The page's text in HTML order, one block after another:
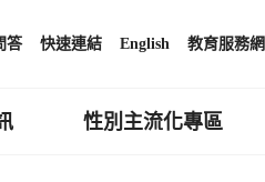
答 快速連結 English 教育服務網
性別主流化專區